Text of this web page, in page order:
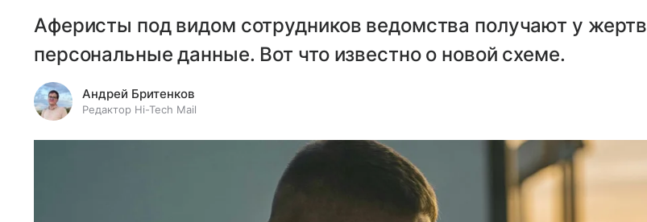
Аферисты под видом сотрудников ведомства получают у жертв
персональные данные. Вот что известно о новой схеме.
Андрей Бритенков
Редактор Hi-Tech Mail